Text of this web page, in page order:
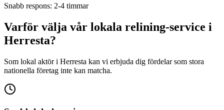
Snabb respons: 2-4 timmar
Varför välja vår lokala relining-service i
Herresta?
Som lokal aktör i Herresta kan vi erbjuda dig fördelar som stora
nationella företag inte kan matcha.